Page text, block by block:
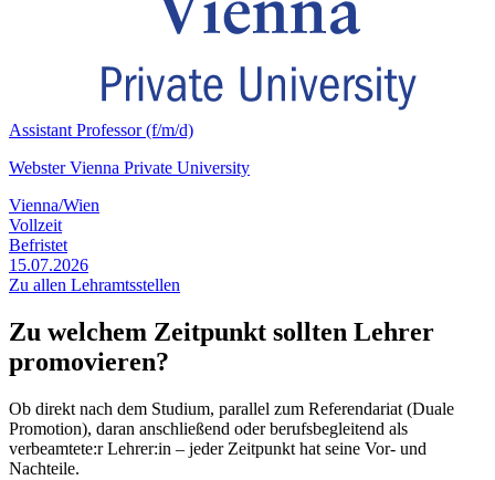
Assistant Professor (f/m/d)
Webster Vienna Private University
Vienna/Wien
Vollzeit
Befristet
15.07.2026
Zu allen Lehramtsstellen
Zu welchem Zeitpunkt sollten Lehrer
promovieren?
Ob direkt nach dem Studium, parallel zum Referendariat (Duale
Promotion), daran anschließend oder berufsbegleitend als
verbeamtete:r Lehrer:in – jeder Zeitpunkt hat seine Vor- und
Nachteile.